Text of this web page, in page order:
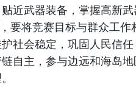
近武器装备，掌握高新
要将竞赛目标与群众工
社会稳定，巩固人民信
自主，参与边远和海岛